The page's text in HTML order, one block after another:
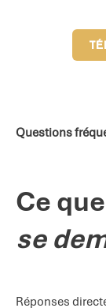
Questions
Ce
se
Réponses